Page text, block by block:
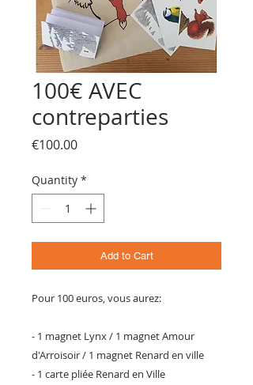
100€ AVEC
contreparties
€100.00Price
Quantity *
Add to Cart
Pour 100 euros, vous aurez:
- 1 magnet Lynx / 1 magnet Amour
d'Arroisoir / 1 magnet Renard en ville
- 1 carte pliée Renard en Ville